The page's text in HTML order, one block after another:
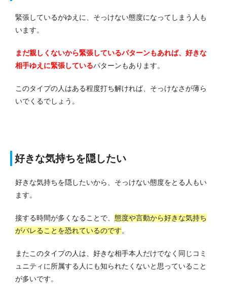
緊張しているがゆえに、そっけない態度になってしまう人も
います。
まだ親しくないから緊張しているパターンもあれば、好きな
相手ゆえに緊張しているパターンもあります。
このタイプの人はある程度打ち解ければ、そっけなさが薄ら
いでくるでしょう。
好きな気持ちを隠したい
好きな気持ちを隠したいから、そっけない態度をとる人もい
ます。
接する時間が多くなることで、 態度や言動から好きな気持ち
がバレることを恐れているのです。
またこのタイプの人は、好きな相手本人だけでなく同じコミ
ュニティに所属する人にも知られたくないと思っていること
が多いです。